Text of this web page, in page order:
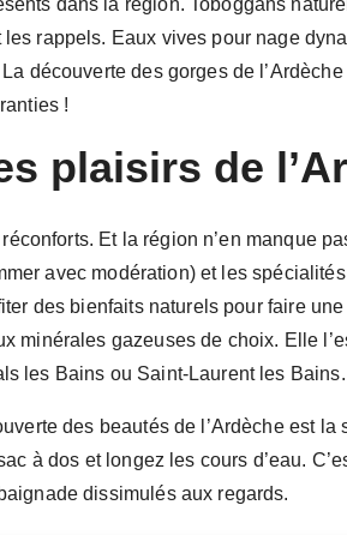
rappels. Eaux vives pour nage
découverte des gorges de
!
plaisirs de
Et la région n’en manque
avec modération) et les
des bienfaits naturels pour faire
minérales gazeuses de choix. Elle
les Bains ou Saint-Laurent les Bains.
des beautés de l’Ardèche est
à dos et longez les cours d’eau.
dissimulés aux regards.